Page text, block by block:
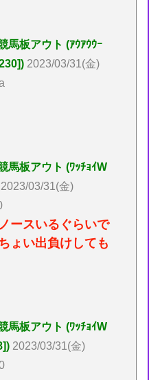
馬板アウト (ｱｳｱｳｳｰ
2023/03/31(金)
馬板アウト (ﾜｯﾁｮｲW
2023/03/31(金)
ースいるぐらいで
ょい出負けしても
馬板アウト (ﾜｯﾁｮｲW
2023/03/31(金)